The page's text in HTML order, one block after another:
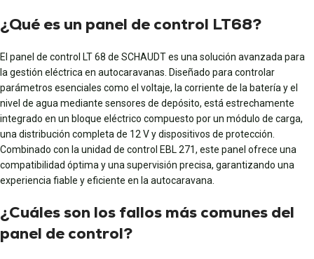
¿Qué es un panel de control LT68?
El panel de control LT 68 de SCHAUDT es una solución avanzada para
la gestión eléctrica en autocaravanas. Diseñado para controlar
parámetros esenciales como el voltaje, la corriente de la batería y el
nivel de agua mediante sensores de depósito, está estrechamente
integrado en un bloque eléctrico compuesto por un módulo de carga,
una distribución completa de 12 V y dispositivos de protección.
Combinado con la unidad de control EBL 271, este panel ofrece una
compatibilidad óptima y una supervisión precisa, garantizando una
experiencia fiable y eficiente en la autocaravana.
¿Cuáles son los fallos más comunes del
panel de control?